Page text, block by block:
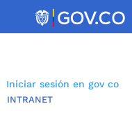
Iniciar sesión en gov co
INTRANET